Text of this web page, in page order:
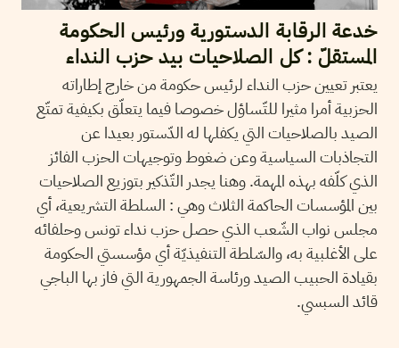
خدعة الرقابة الدستورية ورئيس الحكومة
المستقلّ : كل الصلاحيات بيد حزب النداء
يعتبر تعيين حزب النداء لرئيس حكومة من خارج إطاراته
الحزبية أمرا مثيرا للتّساؤل خصوصا فيما يتعلّق بكيفية تمتّع
الصيد بالصلاحيات التي يكفلها له الدّستور بعيدا عن
التجاذبات السياسية وعن ضغوط وتوجيهات الحزب الفائز
الذي كلّفه بهذه المهمة. وهنا يجدر التّذكير بتوزيع الصلاحيات
بين المؤسسات الحاكمة الثلاث وهي : السلطة التشريعية، أي
مجلس نواب الشّعب الذي حصل حزب نداء تونس وحلفائه
على الأغلبية به، والسّلطة التنفيذيّة أي مؤسستي الحكومة
بقيادة الحبيب الصيد ورئاسة الجمهورية التي فاز بها الباجي
قائد السبسي.